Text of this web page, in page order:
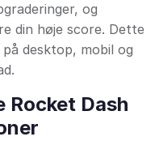
og
din høje score. Dette
desktop, mobil og
Rocket Dash